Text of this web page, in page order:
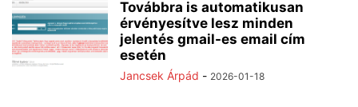
Továbbra is automatikusan
érvényesítve lesz minden
jelentés gmail-es email cím
esetén
Jancsek Árpád - 2026-01-18